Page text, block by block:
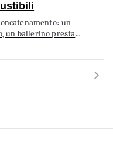
un
un ballerino prestato